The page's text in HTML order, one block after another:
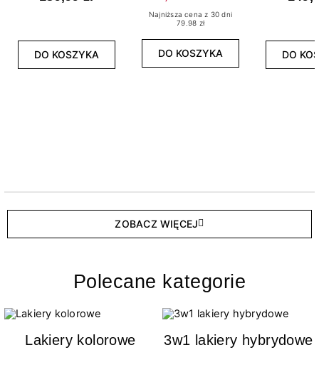
DO KOSZYKA
Najniższa cena z 30 dni
79.98 zł
DO KOSZYKA DO
ZOBACZ WIĘCEJ
Polecane kategorie
Lakiery kolorowe 3w1 lakiery hybrydowe